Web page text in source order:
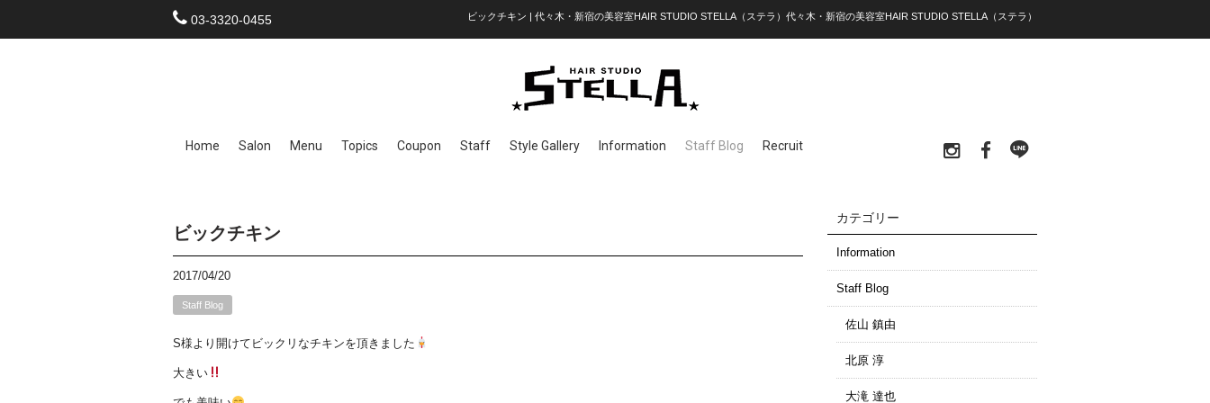
03-3320-0455 ビックチキン | 代々木・新宿の美容室HAIR STUDIO STELLA（ステラ）代々木・新宿の美容室HAIR STUDIO STELLA（ステラ）
Home Salon Menu Topics Coupon Staff Style Gallery Information Staff Blog Recruit
ビックチキン
2017/04/20
Staff Blog
S様より開けてビックリなチキンを頂きました
大きい
カテゴリー
Information
Staff Blog
佐山 鎮由
北原 淳
大滝 達也